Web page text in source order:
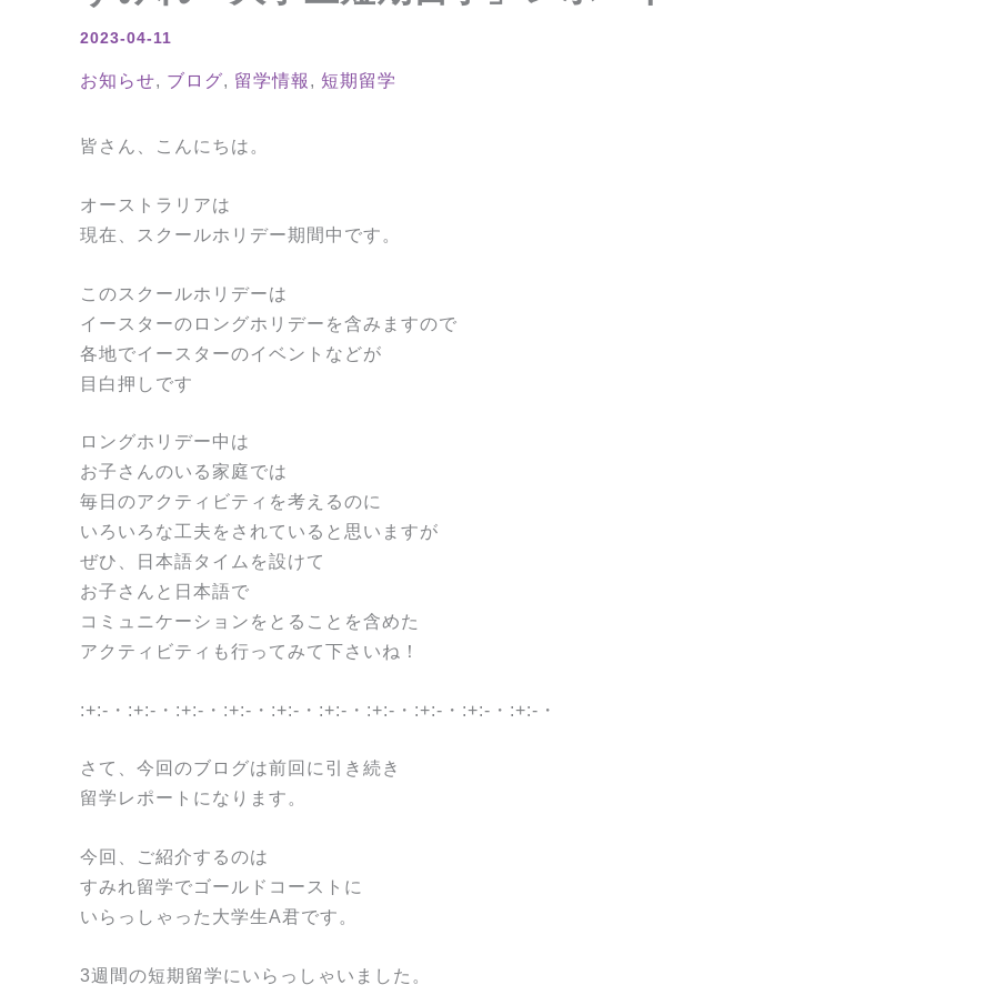
2023-04-11
お知らせ, ブログ, 留学情報 , 短期留学
皆さん、こんにちは。
オーストラリアは
現在、スクールホリデー期間中です。
このスクールホリデーは
イースターのロングホリデーを含みますので
各地でイースターのイベントなどが
目白押しです
ロングホリデー中は
お子さんのいる家庭では
毎日のアクティビティを考えるのに
いろいろな工夫をされていると思いますが
ぜひ、日本語タイムを設けて
お子さんと日本語で
コミュニケーションをとることを含めた
アクティビティも行ってみて下さいね！
:+:-・:+:-・:+:-・:+:-・:+:-・:+:-・:+:-・:+:-・:+:-・:+:-・
さて、今回のブログは前回に引き続き
留学レポートになります。
今回、ご紹介するのは
すみれ留学でゴールドコーストに
いらっしゃった大学生A君です。
3週間の短期留学にいらっしゃいました。